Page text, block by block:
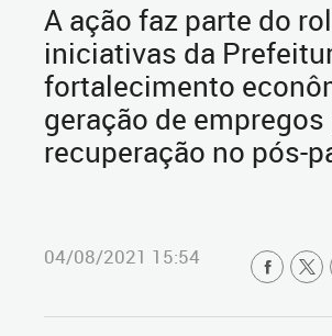
A ação faz parte do
iniciativas da
fortalecimento
geração de empregos
recuperação no pós-
04/08/2021 15:54